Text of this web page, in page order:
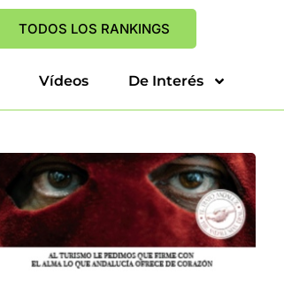
TODOS LOS RANKINGS
Vídeos De Interés